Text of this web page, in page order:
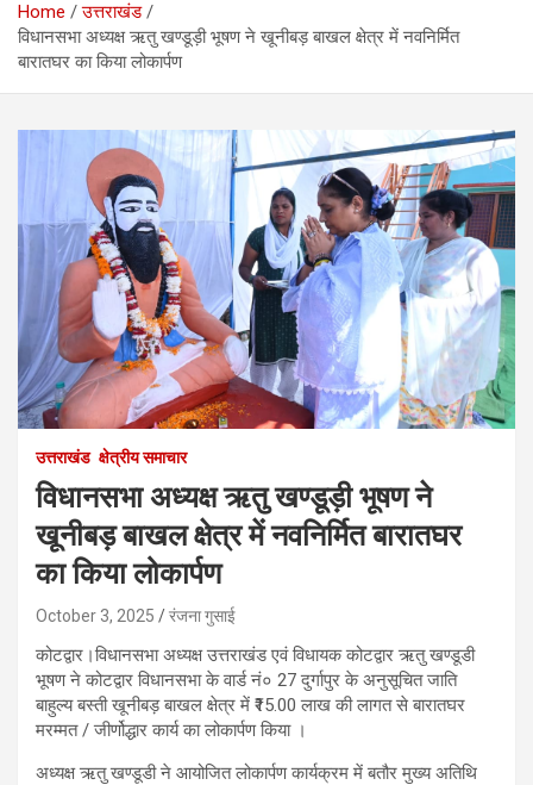
Home
उत्तराखंड
विधानसभा अध्यक्ष ऋतु खण्डूड़ी भूषण ने खूनीबड़ बाखल क्षेत्र में नवनिर्मित
बारातघर का किया लोकार्पण
उत्तराखंड क्षेत्रीय समाचार
विधानसभा अध्यक्ष ऋतु खण्डूड़ी भूषण ने
खूनीबड़ बाखल क्षेत्र में नवनिर्मित बारातघर
का किया लोकार्पण
October 3, 2025 रंजना गुसाई
कोटद्वार।विधानसभा अध्यक्ष उत्तराखंड एवं विधायक कोटद्वार ऋतु खण्डूडी
भूषण ने कोटद्वार विधानसभा के वार्ड नं० 27 दुर्गापुर के अनुसूचित जाति
बाहुल्य बस्ती खूनीबड़ बाखल क्षेत्र में ₹15.00 लाख की लागत से बारातघर
मरम्मत / जीर्णोद्धार कार्य का लोकार्पण किया ।
अध्यक्ष ऋतु खण्डूडी ने आयोजित लोकार्पण कार्यक्रम में बतौर मुख्य अतिथि